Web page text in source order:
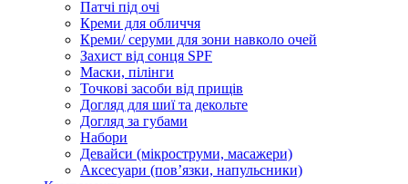
Патчі під очі
Креми для обличчя
Креми/ серуми для зони навколо очей
Захист від сонця SPF
Маски, пілінги
Точкові засоби від прищів
Догляд для шиї та декольте
Догляд за губами
Набори
Девайси (мікроструми, масажери)
Аксесуари (повʼязки, напульсники)